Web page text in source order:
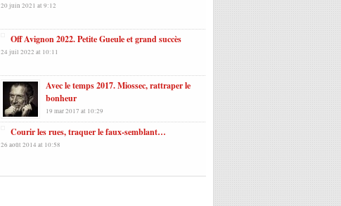
20 juin 2021 at 9:12
Off Avignon 2022. Petite Gueule et grand succès
24 juil 2022 at 10:11
Avec le temps 2017. Miossec, rattraper le
bonheur
19 mar 2017 at 10:29
Courir les rues, traquer le faux-semblant…
26 août 2014 at 10:58